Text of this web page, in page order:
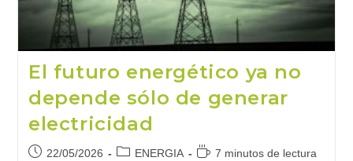
El futuro energético ya no
depende sólo de generar
electricidad
Publicación
22/05/2026
Categoría
ENERGIA
Tiempo7 minutos de lectura